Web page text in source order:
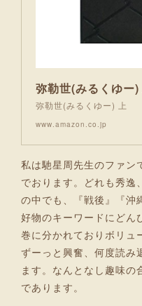
弥勒世(みるくゆー)
弥勒世(みるくゆー) 上
www.amazon.co.jp
私は馳星周先生のファン
でおります。どれも秀逸
の中でも、『戦後』『沖
好物のキーワードにどん
巻に分かれておりボリュ
ずーっと興奮、何度読み
ます。なんとなし趣味の
であります。